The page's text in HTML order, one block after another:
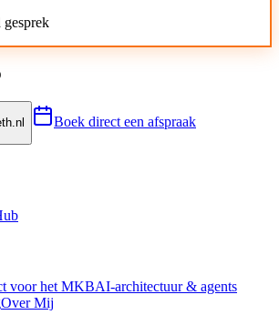
Boek direct een afspraak
voor het MKBAI-architectuur & agents
Over Mij